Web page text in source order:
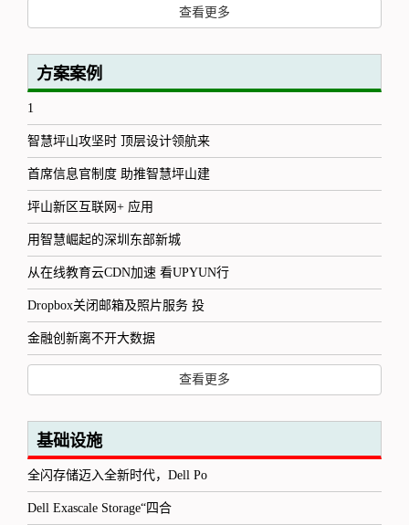
查看更多
方案案例
1
智慧坪山攻坚时 顶层设计领航来
首席信息官制度 助推智慧坪山建
坪山新区互联网+ 应用
用智慧崛起的深圳东部新城
从在线教育云CDN加速 看UPYUN行
Dropbox关闭邮箱及照片服务 投
金融创新离不开大数据
查看更多
基础设施
全闪存储迈入全新时代，Dell Po
Dell Exascale Storage“四合